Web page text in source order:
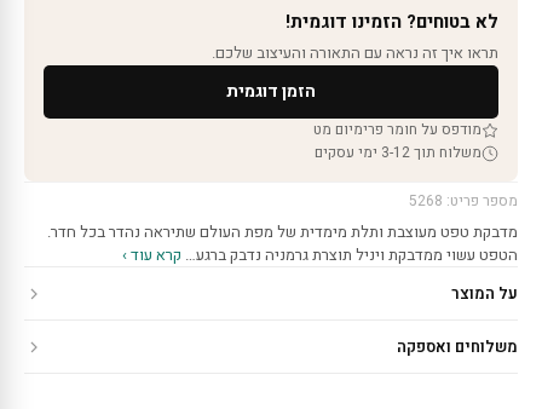
לא בטוחים? הזמינו דוגמית!
תראו איך זה נראה עם התאורה והעיצוב שלכם.
הזמן דוגמית
מודפס על חומר פרימיום מט
משלוח תוך 3-12 ימי עסקים
מספר פריט: 5268
מדבקת טפט מעוצבת ותלת מימדית של מפת העולם שתיראה נהדר בכל חדר.
הטפט עשוי ממדבקת ויניל תוצרת גרמניה נדבק ברגע… קרא עוד ›
על המוצר
משלוחים ואספקה